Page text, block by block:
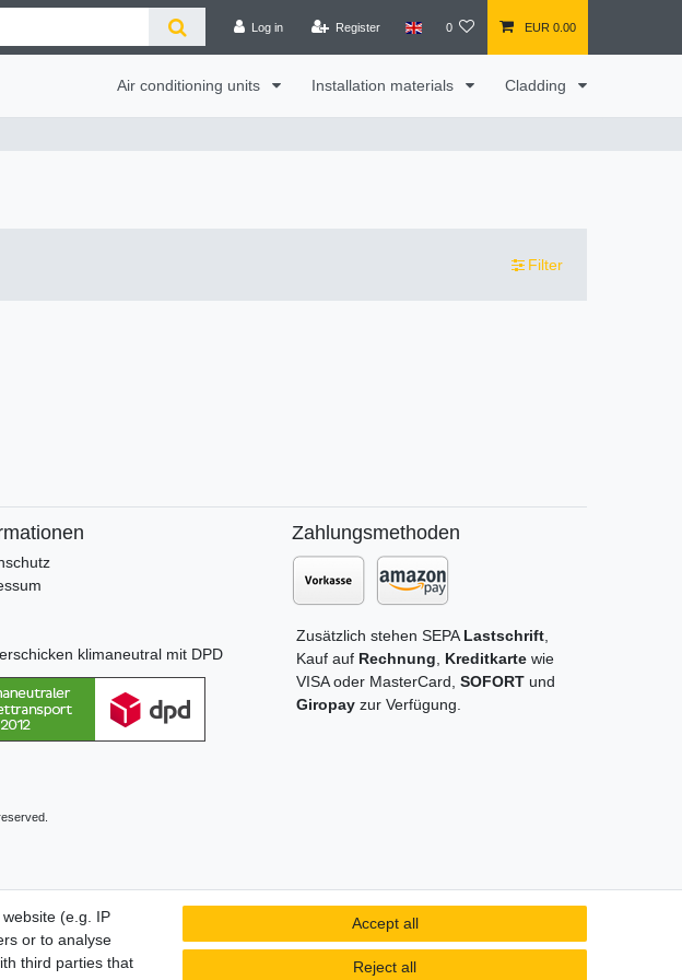
Log in Register 0 EUR 0.00
Air conditioning units Installation materials Cladding
Filter
klimaneutral mit DPD
Zahlungsmethoden
Zusätzlich stehen SEPA Lastschrift,
Kauf auf Rechnung Kreditkartewie
VISA oder MasterCard, SOFORT und
Giropay zur Verfügung.
(e.g. IP
or to analyse
third parties that
Accept all
Reject all